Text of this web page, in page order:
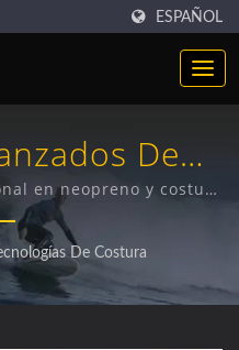
ESPAÑOL
De
En
|
en neopreno y costura
de productos
industrias globales
De Costura